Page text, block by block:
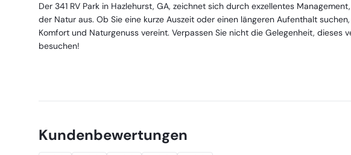
Der 341 RV Park in Hazlehurst, GA, zeichnet sich durch exzellentes
der Natur aus. Ob Sie eine kurze Auszeit oder einen längeren Aufenthalt
Komfort und Naturgenuss vereint. Verpassen Sie nicht die Gelegenheit, dieses
besuchen!
Kundenbewertungen